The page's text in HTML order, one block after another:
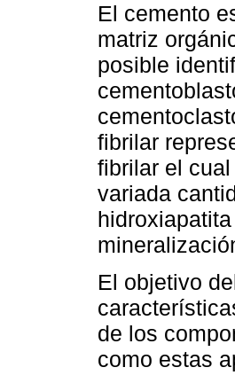
El cemento
matriz
posible
fibrilar
fibrilar el
variada
El objetivo
de los
como estas